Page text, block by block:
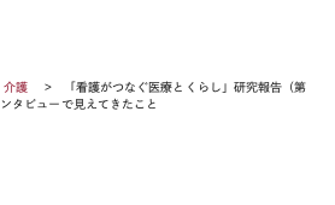
介護
「看護がつなぐ医療とくらし」研究報告（第
タビューで見えてきたこと